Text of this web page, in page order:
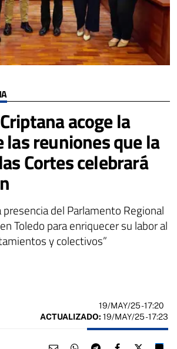
acoge la
las reuniones que la
Cortes celebrará
del Parlamento Regional
Toledo para enriquecer su labor al
y colectivos”
19/MAY/25- 17:20
ACTUALIZADO: 19/MAY/25 - 17:23